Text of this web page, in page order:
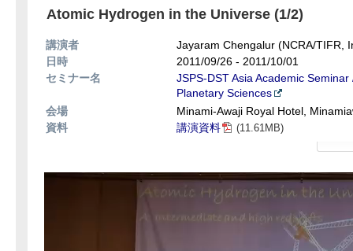
Atomic Hydrogen in the Universe (1/2)
講演者
Jayaram Chengalur (NCRA/TIFR,
日時
2011/09/26 - 2011/10/01
セミナー名
JSPS-DST Asia Academic
Planetary Sciences
会場
Minami-Awaji Royal Hotel,
資料
講演資料 (11.61MB)